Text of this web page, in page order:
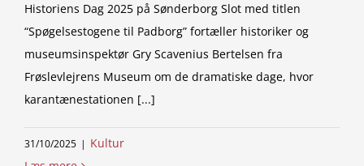
Historiens Dag 2025 på Sønderborg Slot med titlen
“Spøgelsestogene til Padborg” fortæller historiker og
museumsinspektør Gry Scavenius Bertelsen fra
Frøslevlejrens Museum om de dramatiske dage, hvor
karantænestationen [...]
31/10/2025 | Kultur